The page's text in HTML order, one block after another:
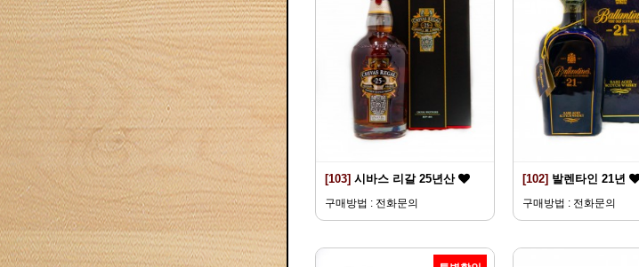
[103] 시바스 리갈 25년산
구매방법 : 전화문의
[102] 발렌타인 21년
구매방법 : 전화문의